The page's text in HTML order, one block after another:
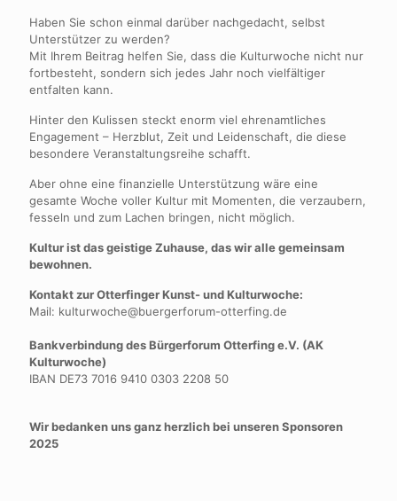
Haben Sie schon einmal darüber nachgedacht, selbst
Unterstützer zu werden?
Mit Ihrem Beitrag helfen Sie, dass die Kulturwoche nicht nur
fortbesteht, sondern sich jedes Jahr noch vielfältiger
entfalten kann.
Hinter den Kulissen steckt enorm viel ehrenamtliches
Engagement – Herzblut, Zeit und Leidenschaft, die diese
besondere Veranstaltungsreihe schafft.
Aber ohne eine finanzielle Unterstützung wäre eine
gesamte Woche voller Kultur mit Momenten, die verzaubern,
fesseln und zum Lachen bringen, nicht möglich.
Kultur ist das geistige Zuhause, das wir alle gemeinsam
bewohnen.
Kontakt zur Otterfinger Kunst- und Kulturwoche:
Mail: kulturwoche@buergerforum-otterfing.de
Bankverbindung des Bürgerforum Otterfing e.V. (AK
Kulturwoche)
IBAN DE73 7016 9410 0303 2208 50
Wir bedanken uns ganz herzlich bei unseren Sponsoren
2025